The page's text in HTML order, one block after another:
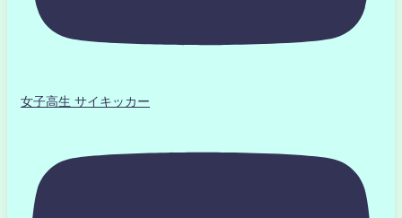
女子高生 サイキッカー